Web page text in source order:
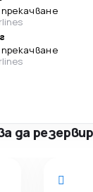
прекачване
прекачване
да